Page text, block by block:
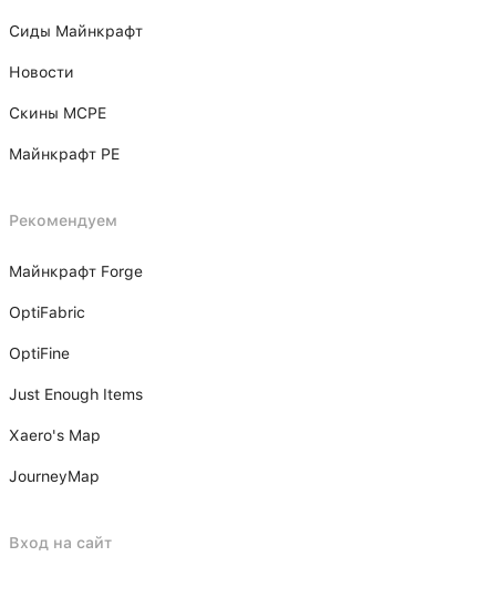
Сиды Майнкрафт
Новости
Скины MCPE
Майнкрафт PE
Рекомендуем
Майнкрафт Forge
OptiFabric
OptiFine
Just Enough Items
Xаero's Mаp
JourneyMap
Вход на сайт